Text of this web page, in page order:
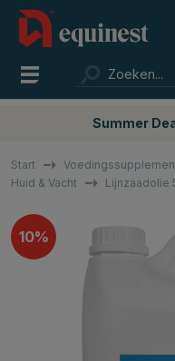
Summer
Start
Huid & Vacht
Lijnzaadolie
10